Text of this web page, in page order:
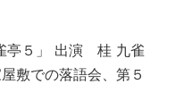
亭５」 出演 桂 九雀
敷での落語会、第５